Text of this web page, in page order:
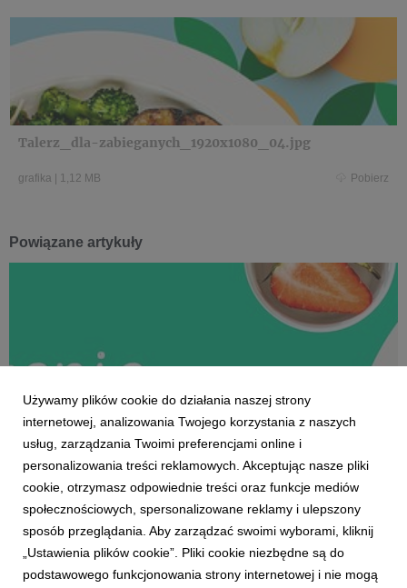
Talerz_dla-zabieganych_1920x1080_04.jpg
grafika 1,12 MB Pobierz
Powiązane artykuły
DLA ZDROWIA I DLA URODY
Jedzenie na dobre myślenie
29 kwietnia 2021
Używamy plików cookie do działania naszej strony
internetowej, analizowania Twojego korzystania z naszych
usług, zarządzania Twoimi preferencjami online i
personalizowania treści reklamowych. Akceptując nasze pliki
cookie, otrzymasz odpowiednie treści oraz funkcje mediów
społecznościowych, spersonalizowane reklamy i ulepszony
sposób przeglądania. Aby zarządzać swoimi wyborami, kliknij
„Ustawienia plików cookie”. Pliki cookie niezbędne są do
podstawowego funkcjonowania strony internetowej i nie mogą